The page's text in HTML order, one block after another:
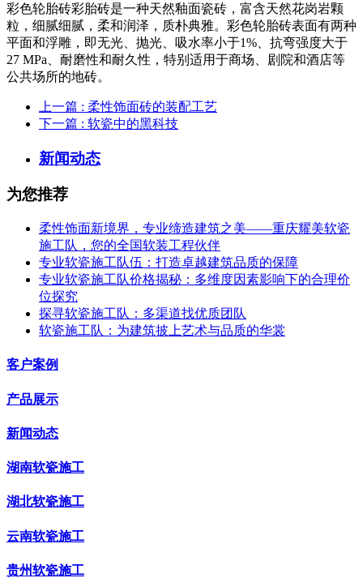
彩色轮胎砖彩胎砖是一种天然釉面瓷砖，富含天然花岗岩颗
粒，细腻细腻，柔和润泽，质朴典雅。彩色轮胎砖表面有两种
平面和浮雕，即无光、抛光、吸水率小于1%、抗弯强度大于
27 MPa、耐磨性和耐久性，特别适用于商场、剧院和酒店等
公共场所的地砖。
上一篇 : 柔性饰面砖的装配工艺
下一篇 : 软瓷中的黑科技
新闻动态
为您推荐
柔性饰面新境界，专业缔造建筑之美——重庆耀美软瓷
施工队，您的全国软装工程伙伴
专业软瓷施工队伍：打造卓越建筑品质的保障
专业软瓷施工队价格揭秘：多维度因素影响下的合理价
位探究
探寻软瓷施工队：多渠道找优质团队
软瓷施工队：为建筑披上艺术与品质的华裳
客户案例
产品展示
新闻动态
湖南软瓷施工
湖北软瓷施工
云南软瓷施工
贵州软瓷施工